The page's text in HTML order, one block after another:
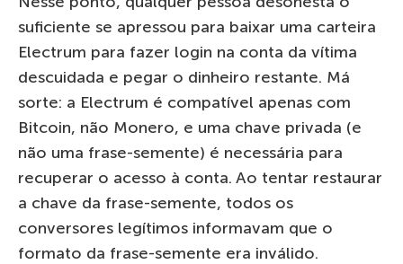
suficiente se apressou para baixar uma carteira
Electrum para fazer login na conta da vítima
descuidada e pegar o dinheiro restante. Má
sorte: a Electrum é compatível apenas com
Bitcoin, não Monero, e uma chave privada (e
não uma frase-semente) é necessária para
recuperar o acesso à conta. Ao tentar restaurar
a chave da frase-semente, todos os
conversores legítimos informavam que o
formato da frase-semente era inválido.